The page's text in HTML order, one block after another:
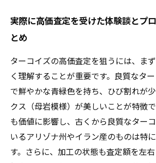
実際に高価査定を受けた体験談とプ
とめ
ターコイズの高価査定を狙うには、ま
く理解することが重要です。良質なタ
で鮮やかな青緑色を持ち、ひび割れが
クス（母岩模様）が美しいことが特徴
も価値に影響し、古くから良質なター
いるアリゾナ州やイラン産のものは特
す。さらに、加工の状態も査定額を左